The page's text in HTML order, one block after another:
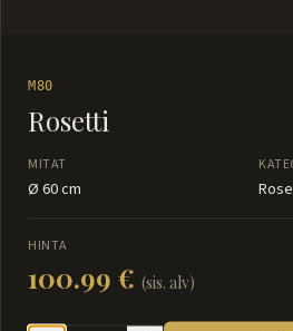
M80
Rosetti
MITAT
Ø 60 cm
HINTA
100.99 € (sis. alv)